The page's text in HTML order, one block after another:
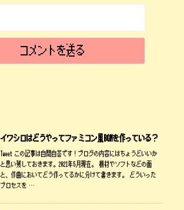
イワシロはどうやってファミコン風BGMを作っている？
Tweet この記事は自問自答です！ブログの内容にはちょうどいいか
と思い残しておきます。2021年5月現在。 機材やソフトなどの面
と、作曲においてどう作ってるかに分けて書きます。 どういった
プロセスを …